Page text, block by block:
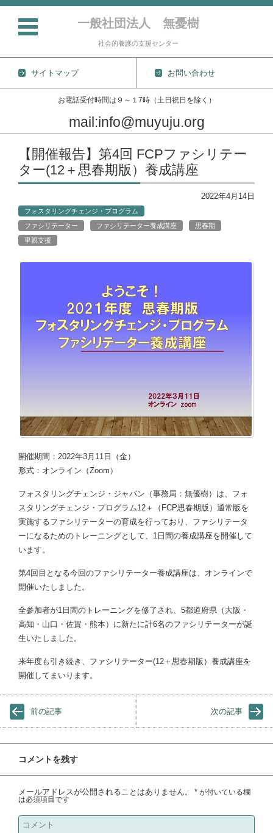
一般社団法人 無憂樹
社会的養護の支援センター
サイトマップ お問い合わせ
お電話受付時間は９～１7時（土日祝日を除く）
mail:info@muyuju.org
コンテンツに移動
【開催報告】第4回 FCPファシリテー
ター(12＋思春期版）養成講座
2022年4月14日
フォスタリングチェンジ・プログラム
ファシリテーター
ファシリテーター養成講座
思春期
里親支援
開催期間：2022年3月11日（金）
形式：オンライン（Zoom）
フォスタリングチェンジ・ジャパン（事務局：無優樹）は、フォ
スタリングチェンジ・プログラム12＋（FCP思春期版）通常版を
実施するファシリテーターの育成を行っており、ファシリテータ
ーになるためのトレーニングとして、1日間の養成講座を開催して
います。
第4回目となる今回のファシリテーター養成講座は、オンラインで
開催いたしました。
全参加者が1日間のトレーニングを修了され、5都道府県（大阪・
高知・山口・佐賀・熊本）に新たに計6名のファシリテーターが誕
生いたしました。
来年度も引き続き、ファシリテーター(12＋思春期版）養成講座を
開催してまいります。
前の記事 次の記事
コメントを残す
メールアドレスが公開されることはありません。 * が付いている欄
は必須項目です